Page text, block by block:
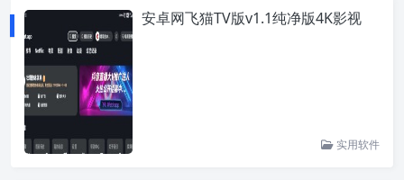
安卓网飞猫TV版v1.1纯净版4K影视
实用软件